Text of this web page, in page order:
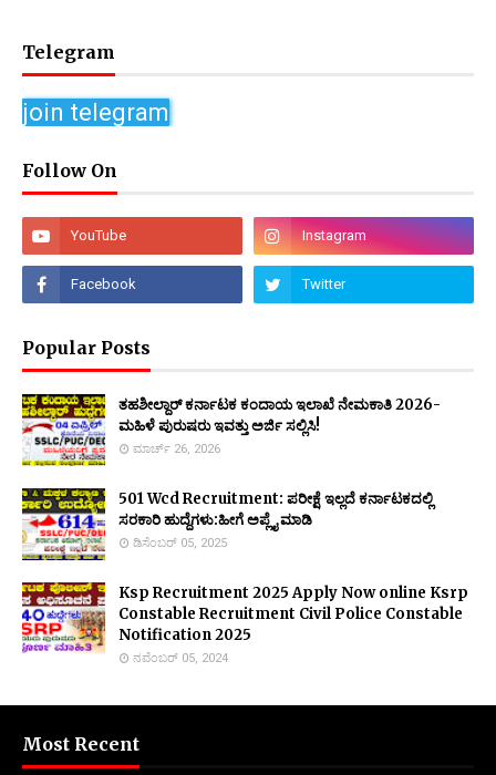
Telegram
join telegram
Follow On
Popular Posts
ತಹಶೀಲ್ದಾರ್ ಕರ್ನಾಟಕ ಕಂದಾಯ ಇಲಾಖೆ ನೇಮಕಾತಿ 2026-
ಮಹಿಳೆ ಪುರುಷರು ಇವತ್ತು ಅರ್ಜಿ ಸಲ್ಲಿಸಿ!
ಮಾರ್ಚ್ 26, 2026
501 Wcd Recruitment: ಪರೀಕ್ಷೆ ಇಲ್ಲದೆ ಕರ್ನಾಟಕದಲ್ಲಿ
ಸರಕಾರಿ ಹುದ್ದೆಗಳು:ಹೀಗೆ ಅಪ್ಲೈ ಮಾಡಿ
ಡಿಸೆಂಬರ್ 05, 2025
Ksp Recruitment 2025 Apply Now online Ksrp
Constable Recruitment Civil Police Constable
Notification 2025
ನವೆಂಬರ್ 05, 2024
Most Recent